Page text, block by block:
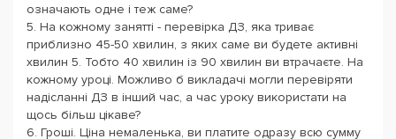
означають одне і теж саме?
5. На кожному занятті - перевірка ДЗ, яка триває
приблизно 45-50 хвилин, з яких саме ви будете активні
хвилин 5. Тобто 40 хвилин із 90 хвилин ви втрачаєте. На
кожному уроці. Можливо б викладачі могли перевіряти
надісланні ДЗ в інший час, а час уроку використати на
щось більш цікаве?
6. Гроші. Ціна немаленька, ви платите одразу всю сумму